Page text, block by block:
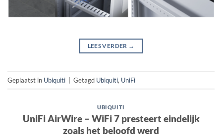
LEES VERDER →
Geplaatst in Ubiquiti Getagd Ubiquiti, UniFi
UBIQUITI
UniFi AirWire – WiFi 7 presteert eindelijk
zoals het beloofd werd